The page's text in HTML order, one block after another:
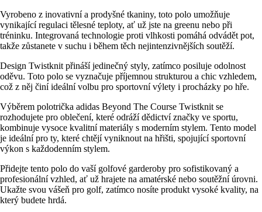
Vyrobeno z inovativní a prodyšné tkaniny, toto polo umožňuje
vynikající regulaci tělesné teploty, ať už jste na greenu nebo při
tréninku. Integrovaná technologie proti vlhkosti pomáhá odvádět pot,
takže zůstanete v suchu i během těch nejintenzivnějších soutěží.
Design Twistknit přináší jedinečný styly, zatímco posiluje odolnost
oděvu. Toto polo se vyznačuje příjemnou strukturou a chic vzhledem,
což z něj činí ideální volbu pro sportovní výlety i procházky po hře.
Výběrem polotrička adidas Beyond The Course Twistknit se
rozhodujete pro oblečení, které odráží dědictví značky ve sportu,
kombinuje vysoce kvalitní materiály s moderním stylem. Tento model
je ideální pro ty, které chtějí vyniknout na hřišti, spojující sportovní
výkon s každodenním stylem.
Přidejte tento polo do vaší golfové garderoby pro sofistikovaný a
profesionální vzhled, ať už hrajete na amatérské nebo soutěžní úrovni.
Ukažte svou vášeň pro golf, zatímco nosíte produkt vysoké kvality, na
který budete hrdá.